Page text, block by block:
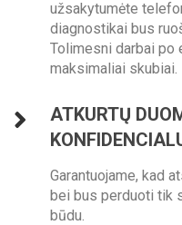
užsakytumėte
diagnostikai bus
Tolimesni darbai
maksimaliai skubiai.
ATKURTŲ
Garantuojame, kad
bei bus perduoti tik
būdu.